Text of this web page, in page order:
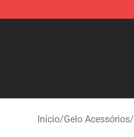
Início/Gelo Acessórios/